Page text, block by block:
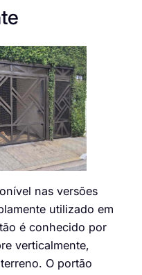
nas versões
utilizado em
é conhecido por
verticalmente,
O portão